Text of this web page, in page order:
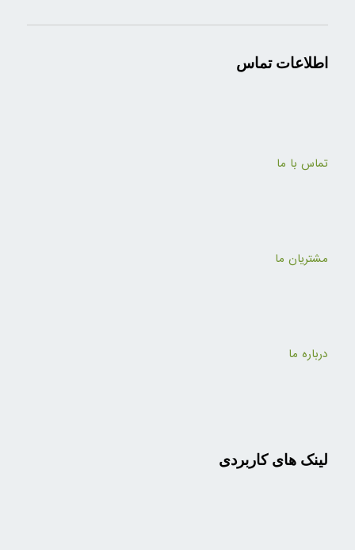
اطلاعات تماس
تماس با ما
مشتریان ما
درباره ما
لینک های کاربردی